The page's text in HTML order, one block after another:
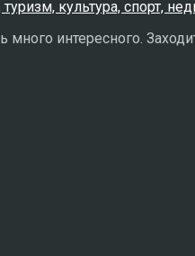
интересного.